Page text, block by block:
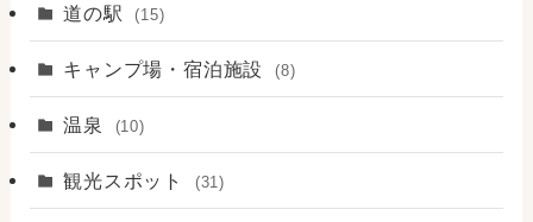
道の駅 (15)
キャンプ場・宿泊施設 (8)
温泉 (10)
観光スポット (31)